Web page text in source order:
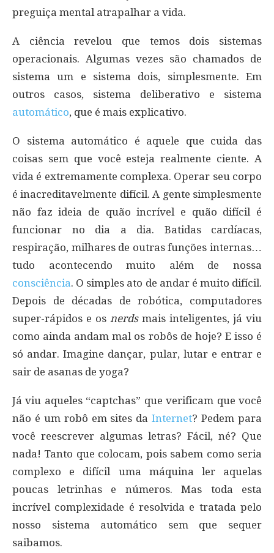
preguiça mental atrapalhar a vida.
A ciência revelou que temos dois sistemas
operacionais. Algumas vezes são chamados de
sistema um e sistema dois, simplesmente. Em
outros casos, sistema deliberativo e sistema
automático, que é mais explicativo.
O sistema automático é aquele que cuida das
coisas sem que você esteja realmente ciente. A
vida é extremamente complexa. Operar seu corpo
é inacreditavelmente difícil. A gente simplesmente
não faz ideia de quão incrível e quão difícil é
funcionar no dia a dia. Batidas cardíacas,
respiração, milhares de outras funções internas…
tudo acontecendo muito além de nossa
consciência. O simples ato de andar é muito difícil.
Depois de décadas de robótica, computadores
super-rápidos e os nerdsmais inteligentes, já viu
como ainda andam mal os robôs de hoje? E isso é
só andar. Imagine dançar, pular, lutar e entrar e
sair de asanas de yoga?
Já viu aqueles “captchas” que verificam que você
não é um robô em sites daInternet? Pedem para
você reescrever algumas letras? Fácil, né? Que
nada! Tanto que colocam, pois sabem como seria
complexo e difícil uma máquina ler aquelas
poucas letrinhas e números. Mas toda esta
incrível complexidade é resolvida e tratada pelo
nosso sistema automático sem que sequer
saibamos.